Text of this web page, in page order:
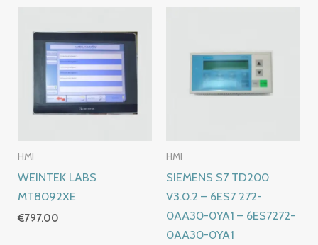
HMI
WEINTEK LABS
MT8092XE
€797.00
HMI
SIEMENS S7 TD200
V3.0.2 – 6ES7 272-
0AA30-0YA1 – 6ES7272-
0AA30-0YA1